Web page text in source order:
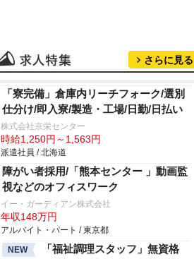
さらに見る
「寮完備」倉庫内リーチフォーク/選別
仕分け/即入寮/製造・工場/日勤/日払い
株式会社京栄センター
時給1,250円～1,563円
派遣社員 / 北海道
障がい者採用/「熊本センター 」動画監
視などのオフィスワーク
イー・ガーディアン株式会社
年収148万円
アルバイト・パート / 東京都
NEW
「福祉調理スタッフ」無資格